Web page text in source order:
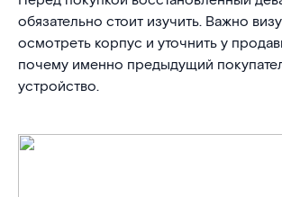
обязательно стоит изучить. Важно
осмотреть корпус и уточнить у
почему именно предыдущий
устройство.